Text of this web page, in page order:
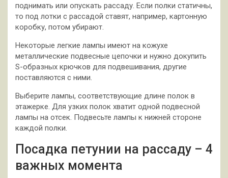
поднимать или опускать рассаду. Если полки статичны,
то под лотки с рассадой ставят, например, картонную
коробку, потом убирают.
Некоторые легкие лампы имеют на кожухе
металлические подвесные цепочки и нужно докупить
S-образных крючков для подвешивания, другие
поставляются с ними.
Выберите лампы, соответствующие длине полок в
этажерке. Для узких полок хватит одной подвесной
лампы на отсек. Подвесьте лампы к нижней стороне
каждой полки.
Посадка петунии на рассаду – 4
важных момента